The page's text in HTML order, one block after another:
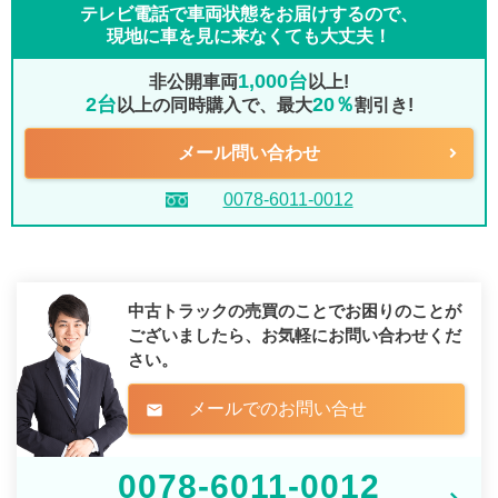
テレビ電話で車両状態をお届けするので、
現地に車を見に来なくても大丈夫！
非公開車両1,000台 以上!
2台 以上の同時購入で、最大20％割引き!
メール問い合わせ
0078-6011-0012
中古トラックの売買のことでお困りのことが
ございましたら、 お気軽にお問い合わせくだ
さい。
mail メールでのお問い合せ
0078-6011-0012